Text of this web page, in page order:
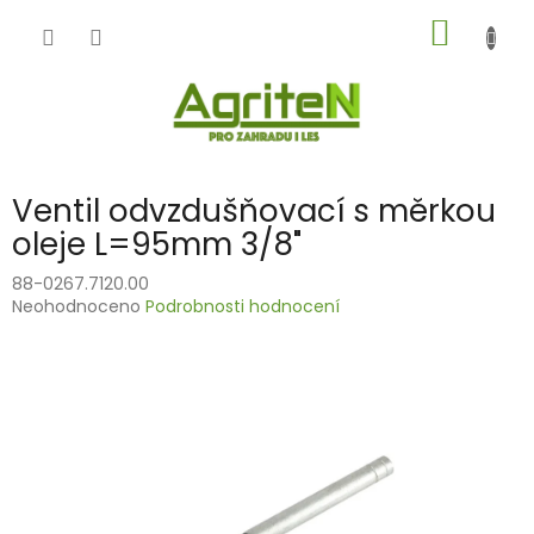
KOŠÍK
Ventil odvzdušňovací s měrkou
oleje L=95mm 3/8"
88-0267.7120.00
Průměrné
Neohodnoceno Podrobnosti hodnocení